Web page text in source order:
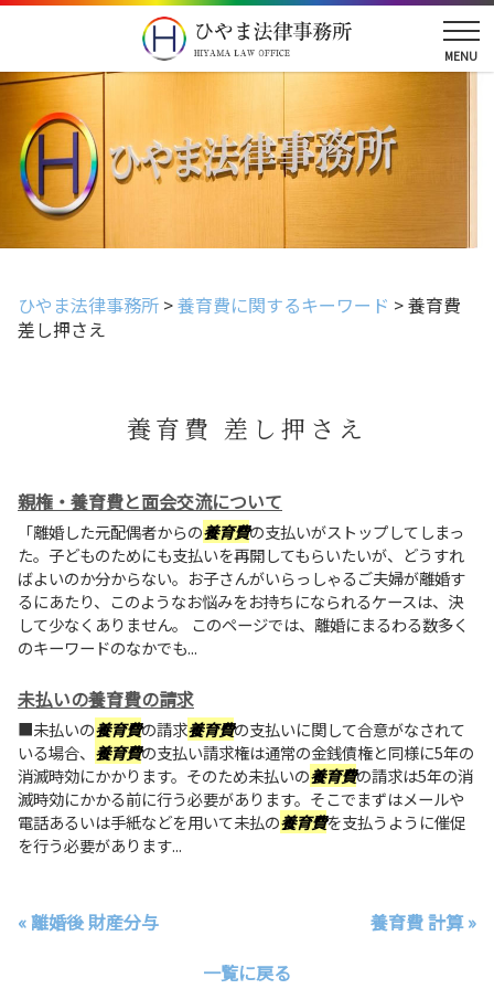
ひやま法律事務所 >養育費に関するキーワード >養育費
差し押さえ
養育費 差し押さえ
親権・養育費と面会交流について
「離婚した元配偶者からの養育費の支払いがストップしてしまっ
た。子どものためにも支払いを再開してもらいたいが、どうすれ
ばよいのか分からない。お子さんがいらっしゃるご夫婦が離婚す
るにあたり、このようなお悩みをお持ちになられるケースは、決
して少なくありません。 このページでは、離婚にまるわる数多く
のキーワードのなかでも...
未払いの養育費の請求
■未払いの養育費の請求養育費の支払いに関して合意がなされて
いる場合、 養育費の支払い請求権は通常の金銭債権と同様に5年の
消滅時効にかかります。そのため未払いの養育費の請求は5年の消
滅時効にかかる前に行う必要があります。そこでまずはメールや
電話あるいは手紙などを用いて未払の養育費を支払うように催促
を行う必要があります...
« 離婚後 財産分与
養育費 計算 »
一覧に戻る